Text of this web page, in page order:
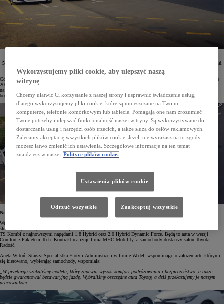
5. generacji. Pracownicy będą poruszać się Corollami TS Kombi z napędami 1.8 Hybrid i 2.0 Hybrid
Dynamic Force. Pierwsze samochody już zostały wydane przez salon Toyota Radość.
Corolla to najpopularniejsze auto osobowe w Polsce, a także najczęstszy wybór firm. Te ostatnie w I kwartale
2024 roku zarejestrowały już 6500 egz. tego modelu. Przedsiębiorcy wybierają Corollę ze względu
na niezawodne i oszczędne napędy hybrydowe 5. generacji, a także szeroką gamę wersji nadwoziowych oraz
bogate wyposażenie.
Niezawodna Corolla
Wedel od ponad 170 lat specjalizuje się w produkcji czekolady i wyrobów czekoladowych. Firma z uwagą
śledzi wszystkie rynkowe nowinki, dlatego też zdecydowała się włączyć do swojej floty model Corolla
TS Kombi z najnowszymi napędami 1.8 Hybrid oraz 2.0 Hybrid Dynamic Force. Będą to auta w wersji
Comfort z Pakietem Tech. Kontrakt realizuje firma MHC Mobility, a samochody dostarczy salon Toyota
Radość.
Aneta Witoń, Starsza Specjalistka Floty i Administracji w firmie Wedel, wspominając o założeniach, którymi
się kierowano, wybierając samochody, wspomiała:
„W przetargu szukaliśmy modelu, który zapewni wysoki komfort podróżowania i bezpieczeństwo, a także
będzie gwarantował bezawaryjną jazdę. Wybraliśmy oszczędne auta Toyoty, a dziś przekazujemy je naszym
pracownikom”.
Wykorzystujemy pliki cookie, aby ulepszyć naszą
witrynę
Chcemy ułatwić Ci korzystanie z naszej strony i usprawnić świadczenie usług,
dlatego wykorzystujemy pliki cookie, które są umieszczane na Twoim
komputerze, telefonie komórkowym lub tablecie. Pomagają one nam zrozumieć
Twoje potrzeby i ulepszać funkcjonalność naszej witryny. Są wykorzystywane do
dostarczania usług i narzędzi osób trzecich, a także służą do celów reklamowych.
Zalecamy akceptację wszystkich plików cookie. Jeżeli nie wyrażasz na to zgody,
możesz łatwo zmienić ich ustawienia. Szczegółowe informacje na ten temat
znajdziesz w naszej Polityce plików cookie.
Ustawienia plików cookie
Odrzuć wszystkie Zaakceptuj wszystkie